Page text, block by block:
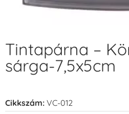
Tintapárna –
sárga-7,5x5cm
Cikkszám: VC-012